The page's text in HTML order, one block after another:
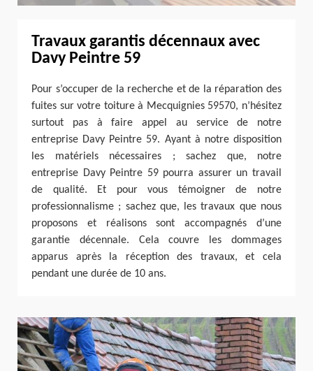
Travaux garantis décennaux avec
Davy Peintre 59
Pour s’occuper de la recherche et de la réparation des
fuites sur votre toiture à Mecquignies 59570, n’hésitez
surtout pas à faire appel au service de notre
entreprise Davy Peintre 59. Ayant à notre disposition
les matériels nécessaires ; sachez que, notre
entreprise Davy Peintre 59 pourra assurer un travail
de qualité. Et pour vous témoigner de notre
professionnalisme ; sachez que, les travaux que nous
proposons et réalisons sont accompagnés d’une
garantie décennale. Cela couvre les dommages
apparus après la réception des travaux, et cela
pendant une durée de 10 ans.